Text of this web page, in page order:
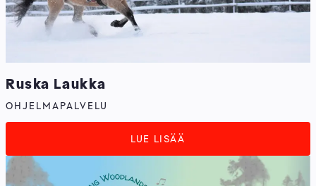
Ruska Laukka
OHJELMAPALVELU
LUE LISÄÄ